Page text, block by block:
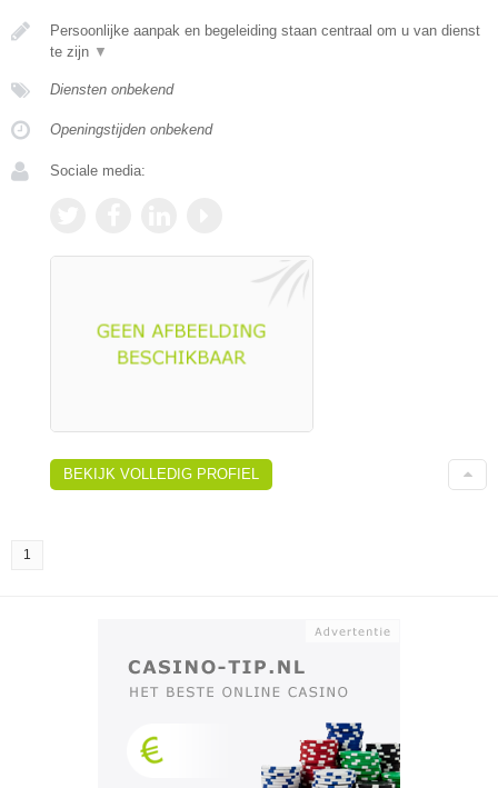
Persoonlijke aanpak en begeleiding staan centraal om u van dienst
te zijn ▼
Diensten onbekend
Openingstijden onbekend
Sociale media:
BEKIJK VOLLEDIG PROFIEL
1